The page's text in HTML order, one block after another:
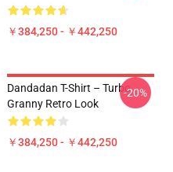
￥384,250 - ￥442,250
Dandadan T-Shirt – Turbo
Granny Retro Look
￥384,250 - ￥442,250
-20%